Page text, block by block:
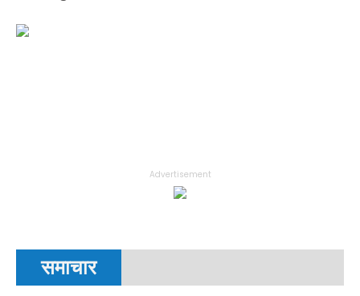
Advertisement
समाचार